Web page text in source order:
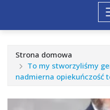
Strona domowa
To my stworzyliśmy
nadmierna opiekuńczość